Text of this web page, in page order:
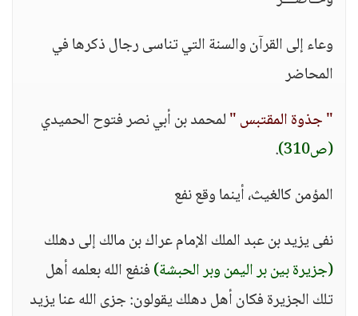
وعاء إلى القرآن والسنة التي تناسى رجال ذكرها في
المحاضر
" جذوة المقتبس "لمحمد بن أبي نصر فتوح الحميدي
(ص310)
.
المؤمن كالغيث، أينما وقع نفع
نفى يزيد بن عبد الملك الإمام عراك بن مالك إلى دهلك
(جزيرة بين بر اليمن وبر الحبشة)فنفع الله بعلمه أهل
تلك الجزيرة فكان أهل دهلك يقولون: جزى الله عنا يزيد